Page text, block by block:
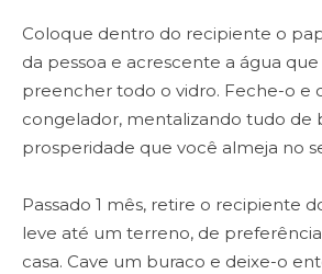
Coloque dentro do recipiente o
da pessoa e acrescente a água
preencher todo o vidro. Feche-o e
congelador, mentalizando tudo de
prosperidade que você almeja no
Passado 1 mês, retire o recipiente
leve até um terreno, de
casa. Cave um buraco e deixe-o